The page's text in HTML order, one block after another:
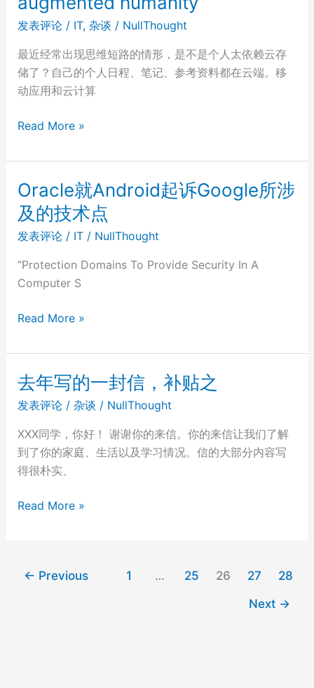
整？
特
性
发表评论 / IT, 杂谈 / NullThought
最近经常出现思维短路的情形，是不是个人太依赖云存
储了？自己的个人日程、笔记、参考资料都在云端。移
动应用和云计算
augmented
Read More »
Oracle就Android起诉Google所涉
及的技术点
发表评论 / IT/ NullThought
“Protection Domains To Provide Security In A
Computer S
Oracle
Android
起
诉
Google
所
涉
及
技
Read More »
去年写的一封信，补贴之
发表评论 / 杂谈 / NullThought
XXX同学，你好！ 谢谢你的来信。你的来信让我们了解
到了你的家庭、生活以及学习情况。信的大部分内容写
得很朴实、
去
一
Read More »
← Previous 1 … 25 26 27
28
Next →